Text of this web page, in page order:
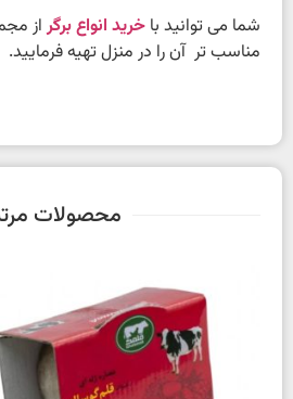
شما می توانید با خرید انواع برگراز
مناسب تر آن را در منزل تهیه فرمایید.
محصولات